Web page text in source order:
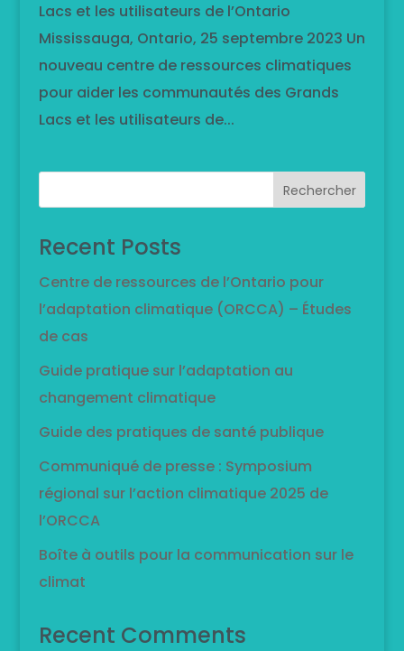
Lacs et les utilisateurs de l’Ontario
Mississauga, Ontario, 25 septembre 2023 Un
nouveau centre de ressources climatiques
pour aider les communautés des Grands
Lacs et les utilisateurs de...
Rechercher
Recent Posts
Centre de ressources de l’Ontario pour
l’adaptation climatique (ORCCA) – Études
de cas
Guide pratique sur l’adaptation au
changement climatique
Guide des pratiques de santé publique
Communiqué de presse : Symposium
régional sur l’action climatique 2025 de
l’ORCCA
Boîte à outils pour la communication sur le
climat
Recent Comments